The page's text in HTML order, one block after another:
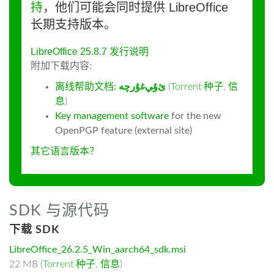
持，他们可能会同时提供 LibreOffice
长期支持版本。
LibreOffice 25.8.7 发行说明
附加下载内容:
离线帮助文档: ﺉۇﻲﻏۇﺭچە (Torrent 种子, 信
息)
Key management software for the new
OpenPGP feature (external site)
其它语言版本？
SDK 与源代码
下载 SDK
LibreOffice_26.2.5_Win_aarch64_sdk.msi
22 MB (Torrent 种子, 信息)